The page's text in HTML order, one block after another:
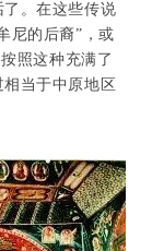
。在这些传说
尼的后裔”，或
照这种充满了
当于中原地区